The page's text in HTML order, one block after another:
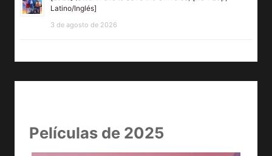
Latino/Inglés]
3 de agosto de 2026
Películas de 2025